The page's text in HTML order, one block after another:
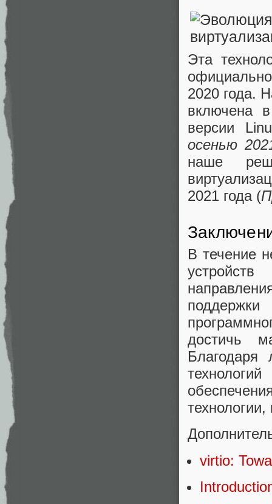
Эта
2020 года.
включена
версии
осенью
наше
2021 года (
В течение
достичь
Благодаря
virtio: